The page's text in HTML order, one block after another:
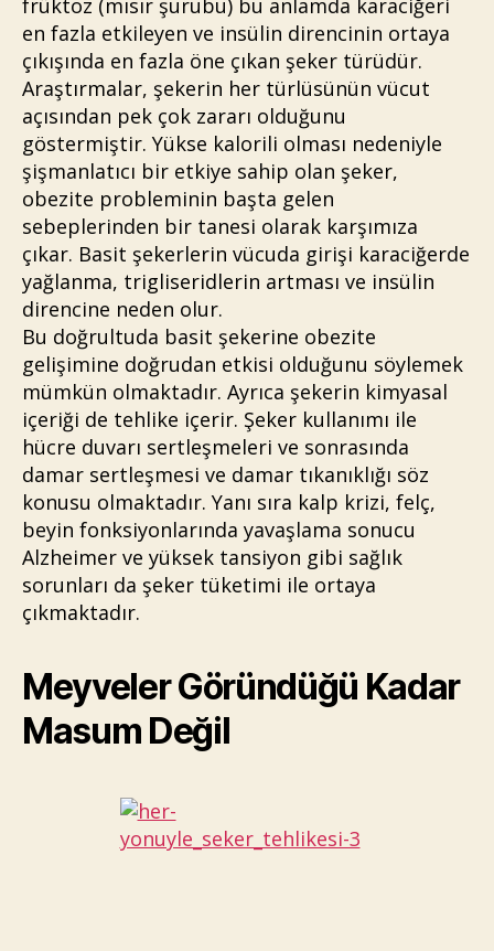
früktoz (mısır şurubu) bu anlamda karaciğeri
en fazla etkileyen ve insülin direncinin ortaya
çıkışında en fazla öne çıkan şeker türüdür.
Araştırmalar, şekerin her türlüsünün vücut
açısından pek çok zararı olduğunu
göstermiştir. Yükse kalorili olması nedeniyle
şişmanlatıcı bir etkiye sahip olan şeker,
obezite probleminin başta gelen
sebeplerinden bir tanesi olarak karşımıza
çıkar. Basit şekerlerin vücuda girişi karaciğerde
yağlanma, trigliseridlerin artması ve insülin
direncine neden olur.
Bu doğrultuda basit şekerine obezite
gelişimine doğrudan etkisi olduğunu söylemek
mümkün olmaktadır. Ayrıca şekerin kimyasal
içeriği de tehlike içerir. Şeker kullanımı ile
hücre duvarı sertleşmeleri ve sonrasında
damar sertleşmesi ve damar tıkanıklığı söz
konusu olmaktadır. Yanı sıra kalp krizi, felç,
beyin fonksiyonlarında yavaşlama sonucu
Alzheimer ve yüksek tansiyon gibi sağlık
sorunları da şeker tüketimi ile ortaya
çıkmaktadır.
Meyveler Göründüğü Kadar
Masum Değil